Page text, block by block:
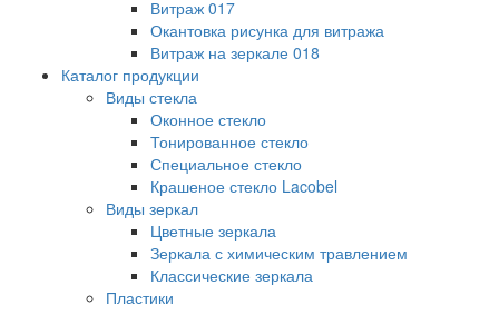
Витраж 017
Окантовка рисунка для витража
Витраж на зеркале 018
Каталог продукции
Виды стекла
Оконное стекло
Тонированное стекло
Специальное стекло
Крашеное стекло Lacobel
Виды зеркал
Цветные зеркала
Зеркала с химическим травлением
Классические зеркала
Пластики